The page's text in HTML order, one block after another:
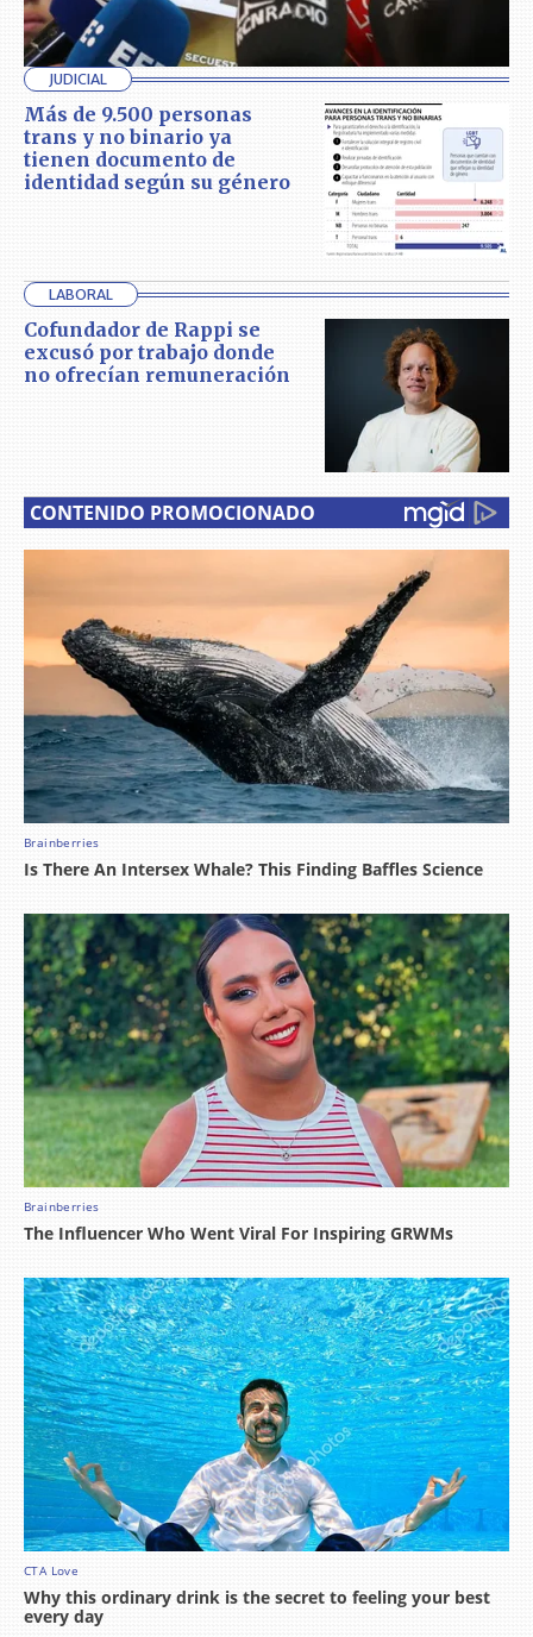
JUDICIAL
Más de 9.500 personas
trans y no binario ya
tienen documento de
identidad según su género
LABORAL
Cofundador de Rappi se
excusó por trabajo donde
no ofrecían remuneración